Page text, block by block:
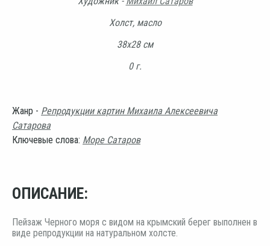
Холст, масло
38х28 см
0 г.
Жанр - Репродукции картин Михаила Алексеевича
Сатарова
Ключевые слова: Море Сатаров
ОПИСАНИЕ:
Пейзаж Черного моря с видом на крымский берег выполнен в
виде репродукции на натуральном холсте.